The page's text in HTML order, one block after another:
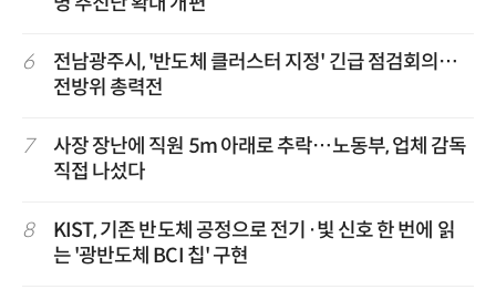
6
전남광주시, '반도체 클러스터 지정' 긴급 점검회의…
전방위 총력전
7
사장 장난에 직원 5m 아래로 추락…노동부, 업체 감독
직접 나섰다
8
KIST, 기존 반도체 공정으로 전기·빛 신호 한 번에 읽
는 '광반도체 BCI 칩' 구현